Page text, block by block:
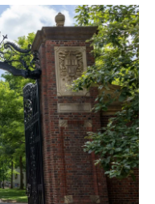
c
b
o
o
k
i
t
t
e
r
n
k
e
d
I
n
a
i
l